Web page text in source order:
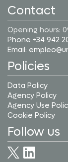
Contact
Opening hours:
Phone +34 942
Email:
Policies
Data Policy
Agency Policy
Agency Use
Cookie Policy
Follow us